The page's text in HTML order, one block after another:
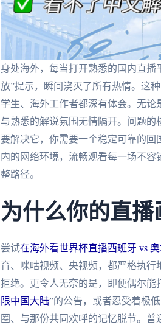
身处海外，每当打开熟悉的国内直
放”提示，瞬间浇灭了所有热情。这
学生、海外工作者都深有体会。无论
与熟悉的解说氛围无情隔开。问题的
要解决它，你需要一个稳定可靠的回
内的网络环境，流畅观看每一场不
整路径。
为什么你的直
尝试在海外看世界杯直播西班牙 vs
育、咪咕视频、央视频，都严格执
拒绝。更令人无奈的是，即便偶尔能
限中国大陆”的公告，或者忍受着极
圈、与那份共同欢呼的记忆脱节。普